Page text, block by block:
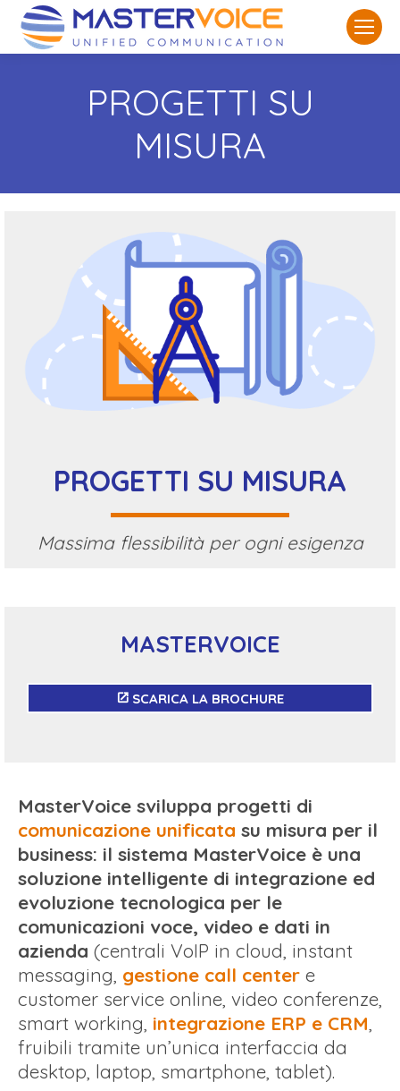
PROGETTI SU
MISURA
PROGETTI SU MISURA
Massima flessibilità per ogni esigenza
MASTERVOICE
SCARICA LA BROCHURE
MasterVoice sviluppa progetti di
comunicazione unificata su misura per il
business: il sistema MasterVoice è una
soluzione intelligente di integrazione ed
evoluzione tecnologica per le
comunicazioni voce, video e dati in
azienda (centrali VoIP in cloud, instant
messaging, gestione call center e
customer service online, video conferenze,
smart working, integrazione ERP e CRM
fruibili tramite un’unica interfaccia da
desktop, laptop, smartphone, tablet).